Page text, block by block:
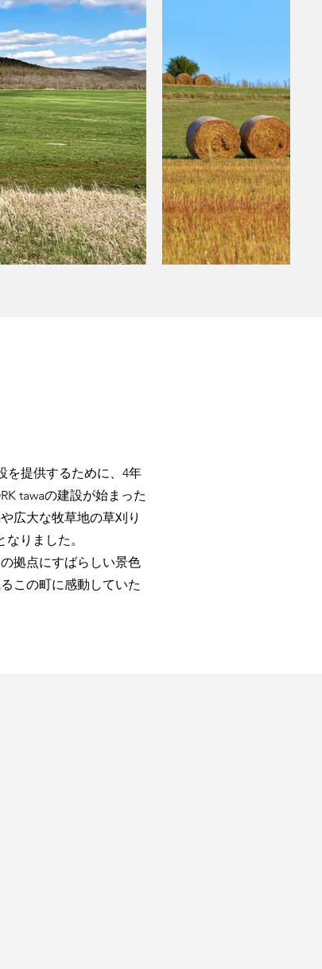
を提供するために、4年
tawaの建設が始まった
広大な牧草地の草刈り
りました。
拠点にすばらしい景色
この町に感動していた